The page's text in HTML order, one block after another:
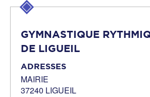
GYMNASTIQUE
DE LIGUEIL
ADRESSES
MAIRIE
37240 LIGUEIL